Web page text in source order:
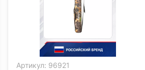
Артикул: 96921